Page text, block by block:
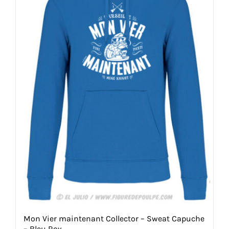
Mon Vier maintenant Collector – Sweat Capuche